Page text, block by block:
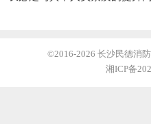
©2016-2026 长沙民德消
湘ICP备